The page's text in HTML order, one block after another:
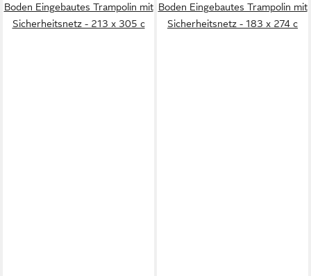
Boden Eingebautes Trampolin mit
Sicherheitsnetz - 213 x 305 c
Boden Eingebautes Trampolin mit
Sicherheitsnetz - 183 x 274 c